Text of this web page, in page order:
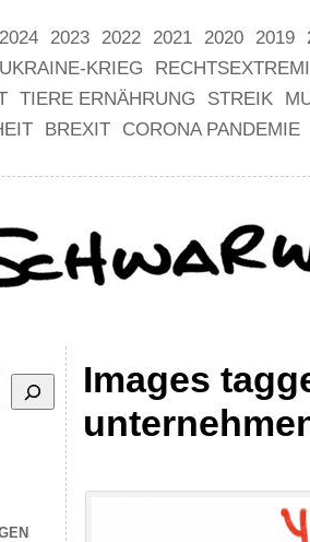
2024 2023 2022 2021 2020 2019
UKRAINE-KRIEG
TIERE ERNÄHRUNG STREIK
BREXIT
CORONA PANDEMIE
Images